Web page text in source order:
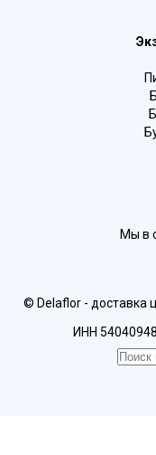
Мы в
© Delaflor - доставка
ИНН